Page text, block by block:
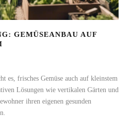
GEMÜSEANBAU AUF
es, frisches Gemüse auch auf kleinstem
Lösungen wie vertikalen Gärten und
ihren eigenen gesunden